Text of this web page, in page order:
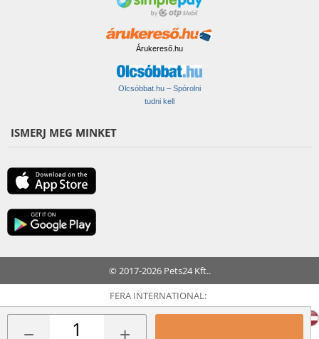
− +
Árukereső.hu
Olcsóbbat.hu – Spórolni
tudni kell
ISMERJ MEG MINKET
© 2017-2026 Pets24 Kft..
FERA INTERNATIONAL: